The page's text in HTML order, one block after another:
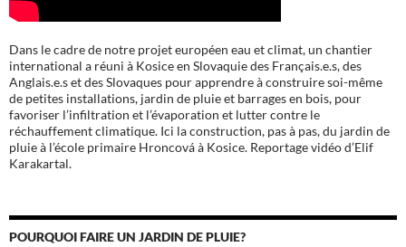
Dans le cadre de notre projet européen eau et climat, un chantier
international a réuni à Kosice en Slovaquie des Français.e.s, des
Anglais.e.s et des Slovaques pour apprendre à construire soi-même
de petites installations, jardin de pluie et barrages en bois, pour
favoriser l’infiltration et l’évaporation et lutter contre le
réchauffement climatique. Ici la construction, pas à pas, du jardin de
pluie à l’école primaire Hroncová à Kosice. Reportage vidéo d’Elif
Karakartal.
POURQUOI FAIRE UN JARDIN DE PLUIE?